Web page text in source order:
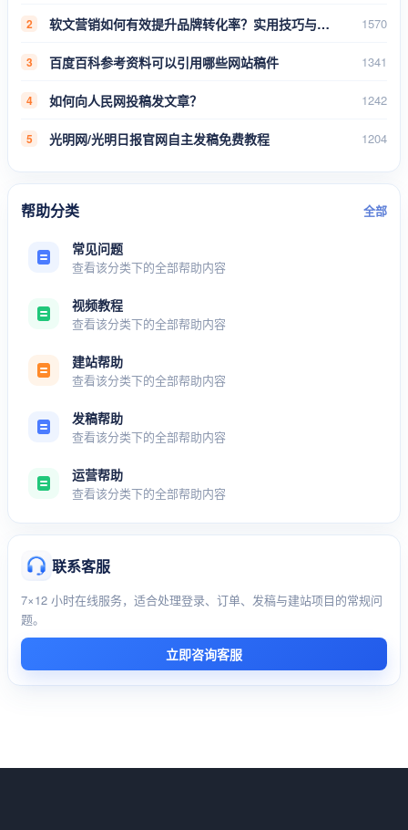
2 软文营销如何有效提升品牌转化率？实用技巧与案例分析 1570
3 百度百科参考资料可以引用哪些网站稿件 1341
4 如何向人民网投稿发文章？ 1242
5 光明网/光明日报官网自主发稿免费教程 1204
帮助分类 全部
常见问题
查看该分类下的全部帮助内容
视频教程
查看该分类下的全部帮助内容
建站帮助
查看该分类下的全部帮助内容
发稿帮助
查看该分类下的全部帮助内容
运营帮助
查看该分类下的全部帮助内容
联系客服
7×12 小时在线服务，适合处理登录、订单、发稿与建站项目的常规问
题。
立即咨询客服